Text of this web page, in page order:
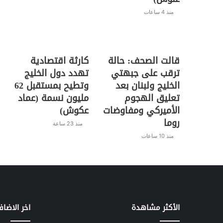
منذ 4 ساعات
قالت الصحف: حالة
ترقب على جبهتي
الخليج ولبنان بعد
تعليق الهجوم
الأميركي ومفاوضات
روما
منذ 10 ساعات
كارثة اقتصادية
تهدد دول الخليج
وتطيح بمستقبل 62
مليون نسمة (عماد
عكوش)
منذ 23 ساعة
الأكثر مشاهدة اخر